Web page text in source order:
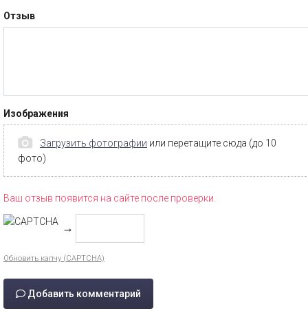
Отзыв
Изображения
Загрузить фотографии или перетащите сюда (до 10
фото)
Ваш отзыв появится на сайте после проверки.
→
Обновить капчу (CAPTCHA)
Добавить комментарий